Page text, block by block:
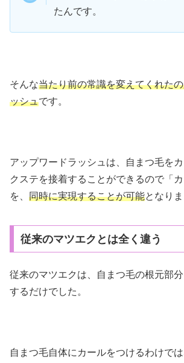
たんです。
そんな当たり前の常識を変えてくれた
ッシュです。
アップワードラッシュは、自まつ毛を
クステを接着することができるので「カ
を、 同時に実現することが可能となりま
従来のマツエクとは全く違う
従来のマツエクは、自まつ毛の根元部
するだけでした。
自まつ毛自体にカールをつけるわけで